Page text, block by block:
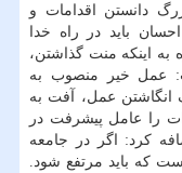
دانستن اقدامات و
باید در راه خدا
به اینكه منت گذاشتن،
عمل خیر منصوب به
عمل، آفت به
را عامل پیشرفت در
كرد: اگر در جامعه
كه باید مرتفع شود.